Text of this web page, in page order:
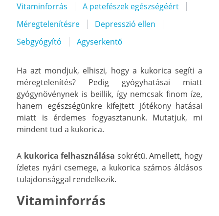
Vitaminforrás
A petefészek egészségéért
Méregtelenítésre
Depresszió ellen
Sebgyógyító
Agyserkentő
Ha azt mondjuk, elhiszi, hogy a kukorica segíti a
méregtelenítés? Pedig gyógyhatásai miatt
gyógynövénynek is beillik, így nemcsak finom íze,
hanem egészségünkre kifejtett jótékony hatásai
miatt is érdemes fogyasztanunk. Mutatjuk, mi
mindent tud a kukorica.
A kukorica felhasználása sokrétű. Amellett, hogy
ízletes nyári csemege, a kukorica számos áldásos
tulajdonsággal rendelkezik.
Vitaminforrás